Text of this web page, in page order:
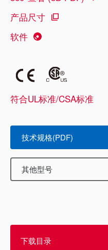
产品尺寸
软件
符合UL标准/CSA标准
技术规格(PDF)
其他型号
下载目录